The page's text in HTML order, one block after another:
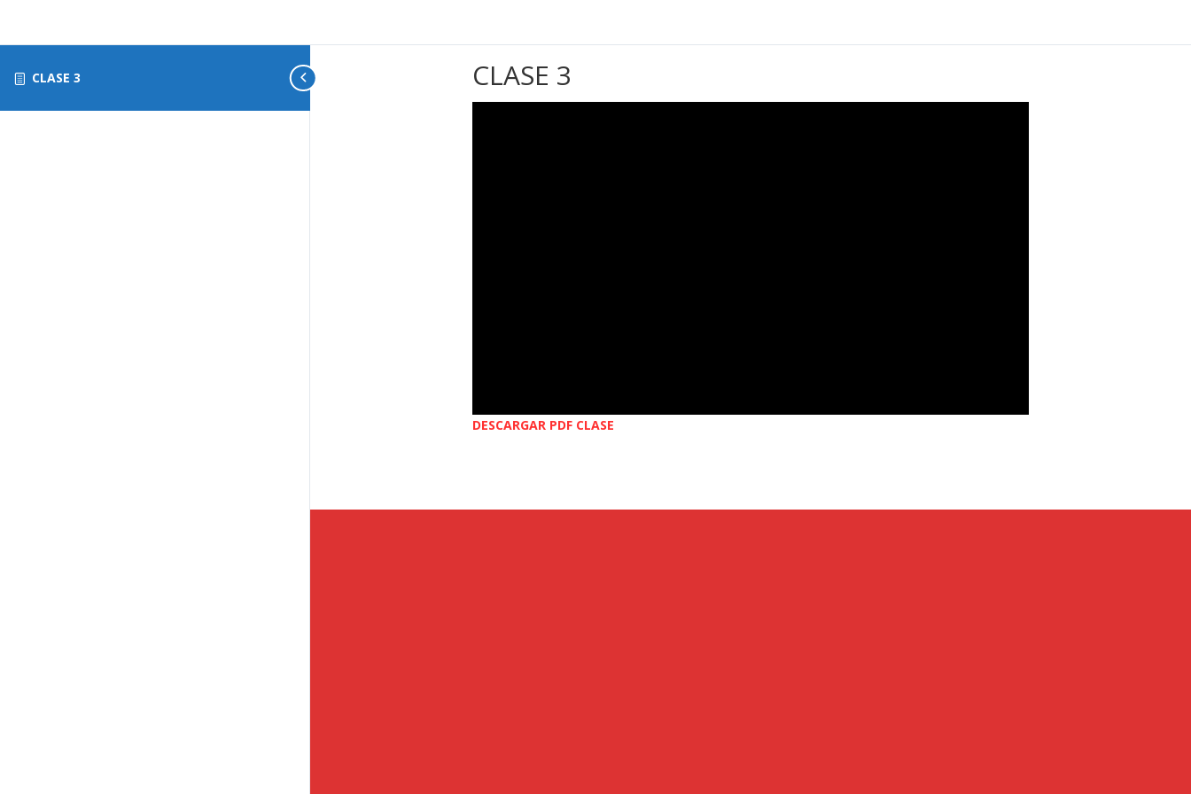
CLASE 3 CLASE 3
DESCARGAR PDF CLASE